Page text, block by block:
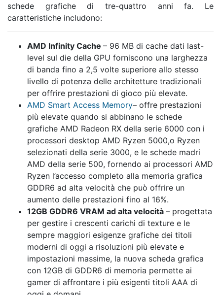
schede grafiche di tre-quattro anni fa. Le
caratteristiche includono:
AMD Infinity Cache – 96 MB di cache dati last-
level sul die della GPU forniscono una larghezza
di banda fino a 2,5 volte superiore allo stesso
livello di potenza delle architetture tradizionali
per offrire prestazioni di gioco più elevate.
AMD Smart Access Memory– offre prestazioni
più elevate quando si abbinano le schede
grafiche AMD Radeon RX della serie 6000 con i
processori desktop AMD Ryzen 5000,o Ryzen
selezionati della serie 3000, e le schede madri
AMD della serie 500, fornendo ai processori AMD
Ryzen l’accesso completo alla memoria grafica
GDDR6 ad alta velocità che può offrire un
aumento delle prestazioni fino al 16%.
12GB GDDR6 VRAM ad alta velocità – progettata
per gestire i crescenti carichi di texture e le
sempre maggiori esigenze grafiche dei titoli
moderni di oggi a risoluzioni più elevate e
impostazioni massime, la nuova scheda grafica
con 12GB di GDDR6 di memoria permette ai
gamer di affrontare i più esigenti titoli AAA di